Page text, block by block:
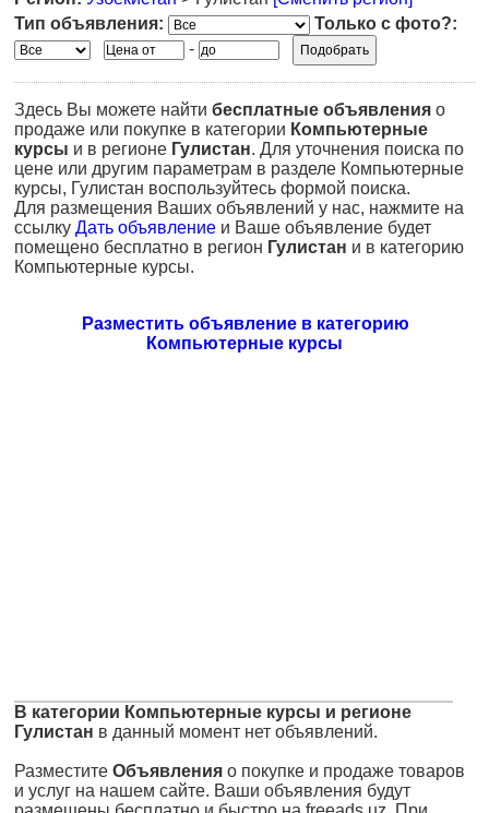
Тип объявления:
Только с фото?:
-
Здесь Вы можете найти бесплатные объявления о
продаже или покупке в категории Компьютерные
курсы и в регионе Гулистан. Для уточнения поиска по
цене или другим параметрам в разделе Компьютерные
курсы, Гулистан воспользуйтесь формой поиска.
Для размещения Ваших объявлений у нас, нажмите на
ссылку Дать объявление и Ваше объявление будет
помещено бесплатно в регион Гулистан и в категорию
Компьютерные курсы.
Разместить объявление в категорию
Компьютерные курсы
В категории Компьютерные курсы и регионе
Гулистан в данный момент нет объявлений.
Разместите Объявления о покупке и продаже товаров
и услуг на нашем сайте. Ваши объявления будут